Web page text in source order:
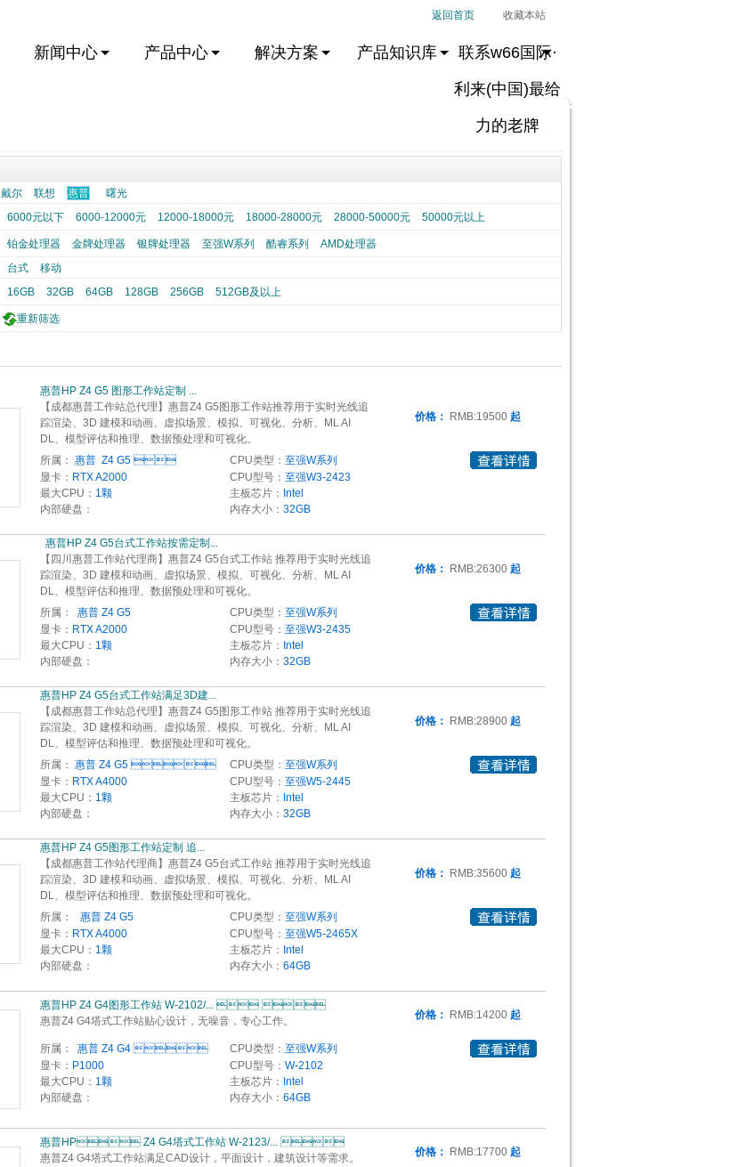
返回首页 收藏本站
新闻中心 产品中心 解决方案 产品知识库 联系w66国际·
利来(中国)最给
力的老牌
戴尔 联想 惠普
曙光
6000元以下 6000-12000元 12000-18000元 18000-28000元 28000-50000元 50000元以上
铂金处理器 金牌处理器 银牌处理器 至强W系列 酷睿系列
AMD处理器
台式
移动
16GB 32GB 64GB 128GB 256GB 512GB及以上
重新筛选
惠普HP Z4 G5 图形工作站定制 ...
价格： RMB:19500 起
【成都惠普工作站总代理】惠普Z4 G5图形工作站推荐用于实时光线追
踪渲染、3D 建模和动画、虚拟场景、模拟、可视化、分析、ML AI
DL、模型评估和推理、数据预处理和可视化。
所属： 惠普  Z4 G5  CPU类型： 至强W系列
显卡： RTX A2000 CPU型号： 至强W3-2423
最大CPU： 1颗 主板芯片： Intel
内部硬盘：
内存大小： 32GB
  惠普HP Z4 G5台式工作站按需定制...
价格： RMB:26300 起
【四川惠普工作站代理商】惠普Z4 G5台式工作站 推荐用于实时光线追
踪渲染、3D 建模和动画、虚拟场景、模拟、可视化、分析、ML AI
DL、模型评估和推理、数据预处理和可视化。
所属：
 惠普 Z4 G5 CPU类型： 至强W系列
显卡： RTX A2000 CPU型号： 至强W3-2435
最大CPU： 1颗 主板芯片： Intel
内部硬盘：
内存大小： 32GB
惠普HP Z4 G5台式工作站满足3D建... 
价格： RMB:28900 起
【成都惠普工作站总代理】惠普Z4 G5图形工作站 推荐用于实时光线追
踪渲染、3D 建模和动画、虚拟场景、模拟、可视化、分析、ML AI
DL、模型评估和推理、数据预处理和可视化。
所属： 惠普 Z4 G5  CPU类型： 至强W系列
显卡： RTX A4000 CPU型号： 至强W5-2445
最大CPU： 1颗 主板芯片： Intel
内部硬盘：
内存大小： 32GB
惠普HP Z4 G5图形工作站定制 追... 
价格： RMB:35600 起
【成都惠普工作站代理商】惠普Z4 G5台式工作站 推荐用于实时光线追
踪渲染、3D 建模和动画、虚拟场景、模拟、可视化、分析、ML AI
DL、模型评估和推理、数据预处理和可视化。
所属：
  惠普 Z4 G5 CPU类型： 至强W系列
显卡： RTX A4000 CPU型号： 至强W5-2465X
最大CPU： 1颗 主板芯片： Intel
内部硬盘：
内存大小： 64GB
惠普HP Z4 G4图形工作站 W-2102/...  
价格： RMB:14200 起
惠普Z4 G4塔式工作站贴心设计，无噪音，专心工作。
所属：  惠普 Z4 G4  CPU类型： 至强W系列
显卡： P1000 CPU型号： W-2102
最大CPU： 1颗 主板芯片： Intel
内部硬盘：
内存大小： 64GB
惠普HP Z4 G4塔式工作站 W-2123/... 
价格： RMB:17700 起
惠普Z4 G4塔式工作站满足CAD设计，平面设计，建筑设计等需求。